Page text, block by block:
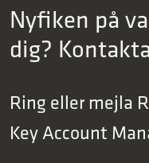
Nyfiken på
dig?
Ring eller mejla
Key Account